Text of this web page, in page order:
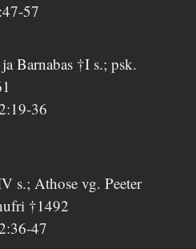
57
Barnabas †I s.; psk.
36
s.; Athose vg. Peeter
†1492
47